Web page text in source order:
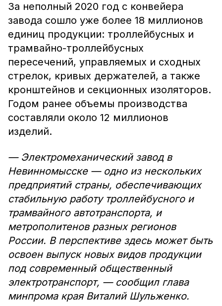
За неполный 2020 год с конвейера
завода сошло уже более 18 миллионов
единиц продукции: троллейбусных и
трамвайно-троллейбусных
пересечений, управляемых и сходных
стрелок, кривых держателей, а также
кронштейнов и секционных изоляторов.
Годом ранее объемы производства
составляли около 12 миллионов
изделий.
— Электромеханический завод в
Невинномысске — одно из нескольких
предприятий страны, обеспечивающих
стабильную работу троллейбусного и
трамвайного автотранспорта, и
метрополитенов разных регионов
России. В перспективе здесь может быть
освоен выпуск новых видов продукции
под современный общественный
электротранспорт, — сообщил глава
минпрома края Виталий Шульженко.